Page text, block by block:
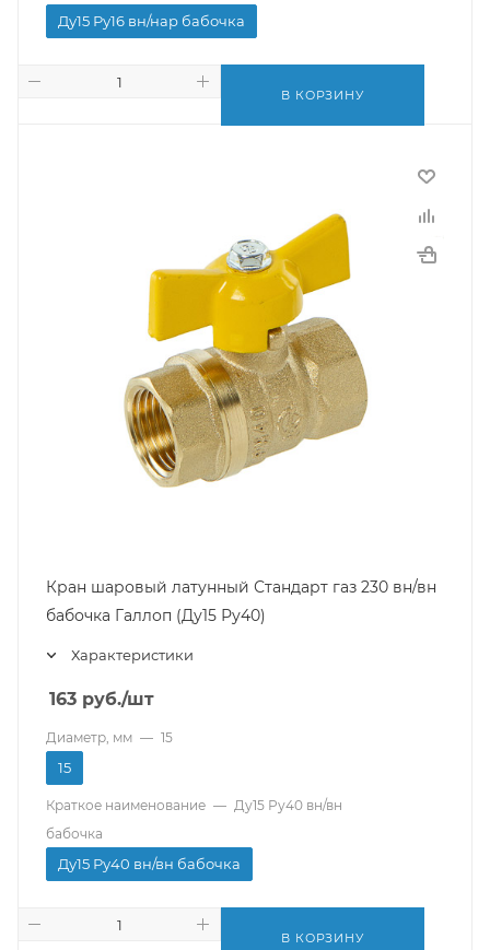
Ду15 Ру16 вн/нар бабочка
В КОРЗИНУ
Кран шаровый латунный Стандарт газ 230 вн/вн
бабочка Галлоп (Ду15 Ру40)
Характеристики
163 руб./шт
Диаметр, мм — 15
15
Краткое наименование — Ду15 Ру40 вн/вн
бабочка
Ду15 Ру40 вн/вн бабочка
В КОРЗИНУ